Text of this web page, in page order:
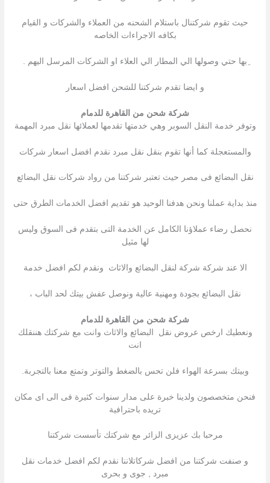
حيث تقوم شركتنال باستلام الشحنه من العملاء والشركات و القيام
بكافه الاجراءات الخاصه
ِبها حتي وصولها الي المطار الي العلاء او الشركات المرسل اليهم .
و ايضا تقدم شركتنا للشحن افضل اسعار
شركة شحن من القاهرة للدمام
وتوفر خدمة النقل السوبر وهي خدمتها تقدمها لعملائها نقل مبرد المهمة
والمستعجلة كما أنها تقوم بنقل نقل مبرد نقدم افضل اسعار شركات
نقل البضائع فى مصر حيث تعتبر شركتنا من رواد شركات نقل البضائع
منذ بداية عملنا ونحن هدفنا الوحيد هو تقديم افضل الخدمات الطرق حتى
نحصل رضاء عملاؤنا الكامل عن الخدمة التى بتقدم فى السوق وليس
لها مثيل
الا عند شركة شركة لنقل البضائع والاثاث ونقدم لكم افضل خدمة
نقل البضائع بجودة ومهنية عالية ونوصل عفش بيتك لحد الباب ،
شركة شحن من القاهرة للدمام
ونعطيك ارخص عروض نقل البضائع والاثاث وانت مع شركتك هننقلك
انت
وبيتك بسرعة الهواء فلن تحس بالضغط والتوتر وتمتع معنا بالتجربة.
فنحن متخصصون ولدينا خبرة على مدار سنوات كثيرة فى الى اى مكان
تريده باحترافية
مرحبا بك عزیزى الزائر مع شركتك تأسست شركتنا
و صنفت شركتنا من افضل شركاتلاننا نقدم لكم افضل خدمات نقل
مبرد , جوى و بحرى